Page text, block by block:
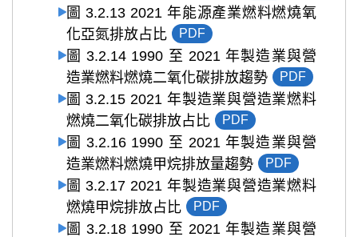
圖 3.2.13 2021 年能源產業燃料燃燒氧
化亞氮排放占比
PDF
圖 3.2.14 1990 至 2021 年製造業與營
造業燃料燃燒二氧化碳排放趨勢
PDF
圖 3.2.15 2021 年製造業與營造業燃料
燃燒二氧化碳排放占比
PDF
圖 3.2.16 1990 至 2021 年製造業與營
造業燃料燃燒甲烷排放量趨勢
PDF
圖 3.2.17 2021 年製造業與營造業燃料
燃燒甲烷排放占比
PDF
圖 3.2.18 1990 至 2021 年製造業與營